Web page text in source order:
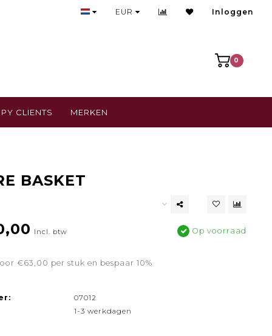
Bezoek onze gezellige winkel
EUR Inloggen
0
CLIENTS MERKEN
BASKET
Incl. btw Op voorraad
€63,00 per stuk en bespaar 10%
07012
1-3 werkdagen